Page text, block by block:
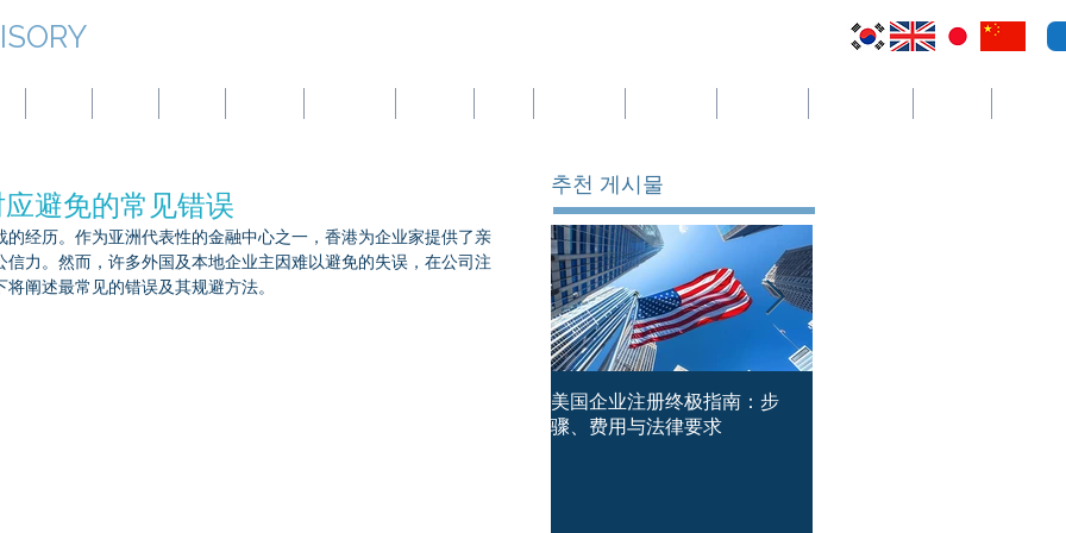
避免的常见错误
经历。作为亚洲代表性的金融中心之一，香港为企业家提供了亲
力。然而，许多外国及本地企业主因难以避免的失误，在公司注
阐述最常见的错误及其规避方法。
추천 게시물
美国企业注册终极指南：步
骤、费用与法律要求